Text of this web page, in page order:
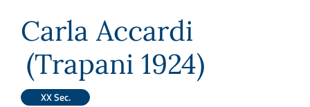
Carla Accardi
(Trapani 1924)
XX Sec.